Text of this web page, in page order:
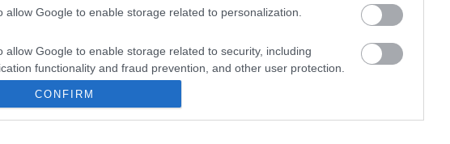
allow Google to enable storage related to personalization.
allow Google to enable storage related to security, including
functionality and fraud prevention, and other user protection.
CONFIRM